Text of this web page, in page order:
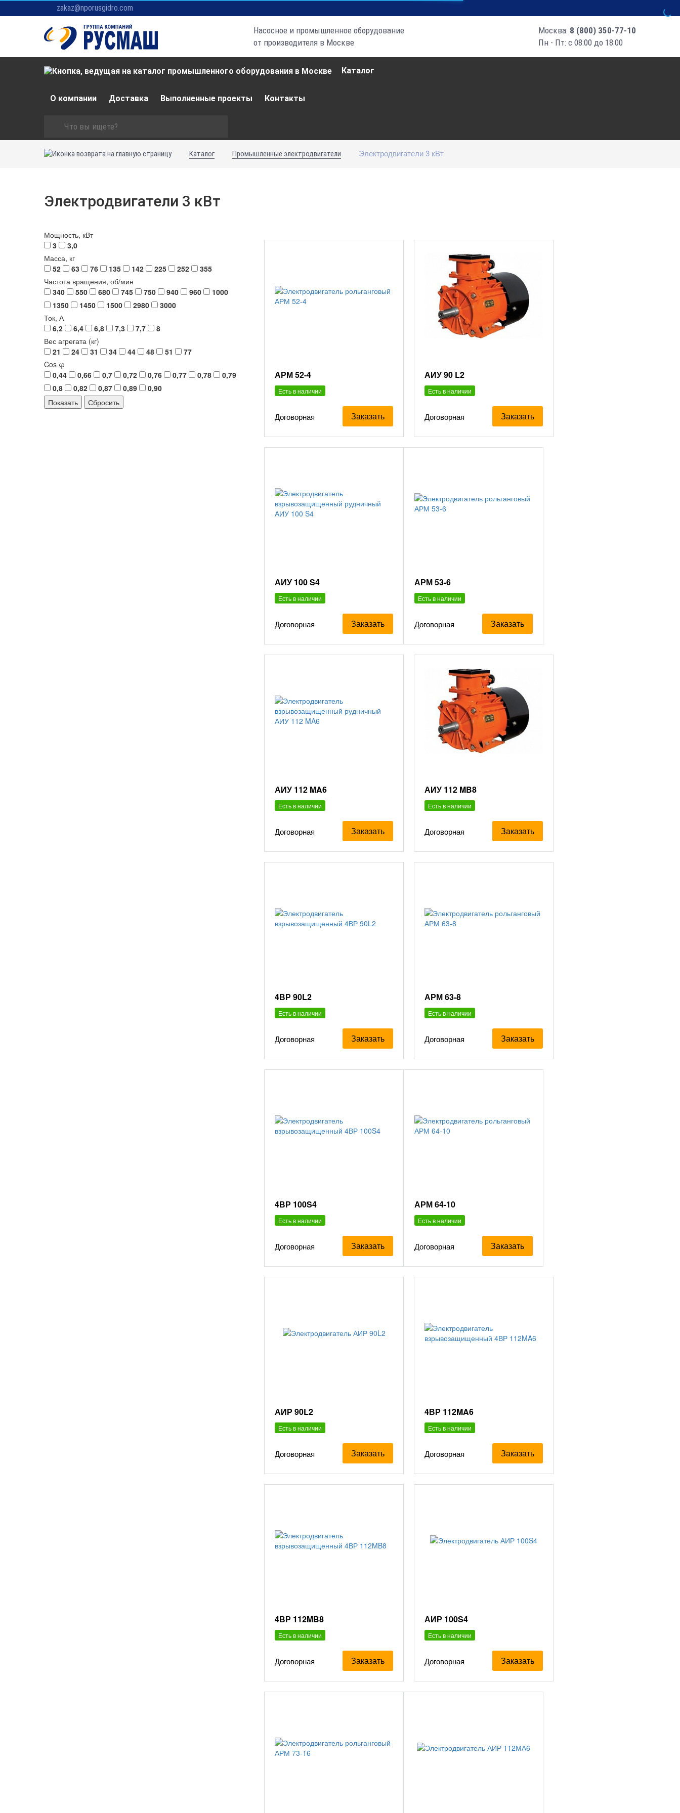
zakaz@nporusgidro.com
Насосное и промышленное оборудование
от производителя в Москве
Москва: 8 (800) 350-77-10
Пн - Пт: с 08:00 до 18:00
Каталог
О компании Доставка Выполненные проекты Контакты
Каталог Промышленные электродвигатели Электродвигатели 3 кВт
Электродвигатели 3 кВт
Мощность, кВт
3
3,0
Масса, кг
52
63 76 135 142 225 252
355
Частота вращения, об/мин
340
550 680 745 750 940 960
1000
1350
1450 1500 2980
3000
Ток, А
6,2
6,4 6,8 7,3 7,7
8
Вес агрегата (кг)
21
24 31 34 44 48 51
77
Cos φ
0,44
0,66 0,7 0,72 0,76 0,77 0,78
0,79
0,8
0,82 0,87 0,89 0,90
АРМ 52-4
Есть в наличии
Договорная Заказать
АИУ 90 L2
Есть в наличии
Договорная Заказать
АИУ 100 S4
Есть в наличии
Договорная Заказать
АРМ 53-6
Есть в наличии
Договорная Заказать
АИУ 112 MA6
Есть в наличии
Договорная Заказать
АИУ 112 MB8
Есть в наличии
Договорная Заказать
4ВР 90L2
Есть в наличии
Договорная Заказать
АРМ 63-8
Есть в наличии
Договорная Заказать
4ВР 100S4
Есть в наличии
Договорная Заказать
АРМ 64-10
Есть в наличии
Договорная Заказать
АИР 90L2
Есть в наличии
Договорная Заказать
4ВР 112MA6
Есть в наличии
Договорная Заказать
4ВР 112MB8
Есть в наличии
Договорная Заказать
АИР 100S4
Есть в наличии
Договорная Заказать